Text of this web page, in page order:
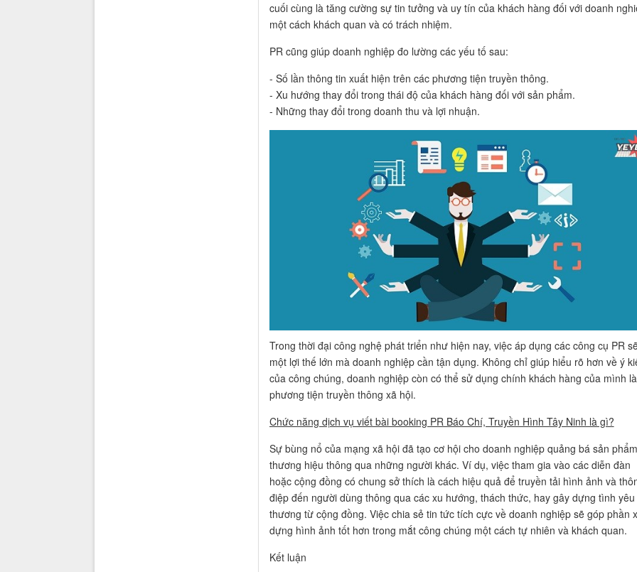
cuối cùng là tăng cường sự tin tưởng và uy tín của khách hàng đối với doanh
một cách khách quan và có trách nhiệm.
PR cũng giúp doanh nghiệp đo lường các yếu tố sau:
- Số lần thông tin xuất hiện trên các phương tiện truyền thông.
- Xu hướng thay đổi trong thái độ của khách hàng đối với sản phẩm.
- Những thay đổi trong doanh thu và lợi nhuận.
Trong thời đại công nghệ phát triển như hiện nay, việc áp dụng các công cụ PR
một lợi thế lớn mà doanh nghiệp cần tận dụng. Không chỉ giúp hiểu rõ hơn về ý
của công chúng, doanh nghiệp còn có thể sử dụng chính khách hàng của mình
phương tiện truyền thông xã hội.
Chức năng dịch vụ viết bài booking PR Báo Chí, Truyền Hình Tây Ninh là gì?
Sự bùng nổ của mạng xã hội đã tạo cơ hội cho doanh nghiệp quảng bá sản
thương hiệu thông qua những người khác. Ví dụ, việc tham gia vào các diễn đàn
hoặc cộng đồng có chung sở thích là cách hiệu quả để truyền tải hình ảnh và
điệp đến người dùng thông qua các xu hướng, thách thức, hay gây dựng tình yêu
thương từ cộng đồng. Việc chia sẻ tin tức tích cực về doanh nghiệp sẽ góp phần
dựng hình ảnh tốt hơn trong mắt công chúng một cách tự nhiên và khách quan.
Kết luận